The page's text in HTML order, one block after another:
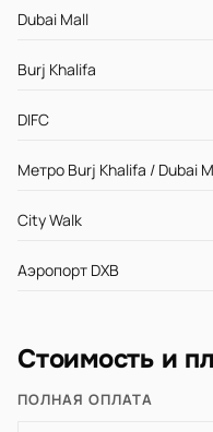
Dubai Mall
Burj Khalifa
DIFC
Метро Burj Khalifa / Dubai
City Walk
Аэропорт DXB
Стоимость и
ПОЛНАЯ ОПЛАТА